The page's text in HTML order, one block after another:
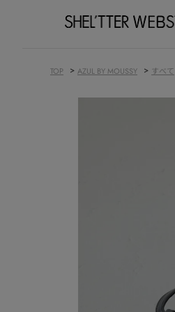
TOP > AZUL BY MOUSSY > すべて